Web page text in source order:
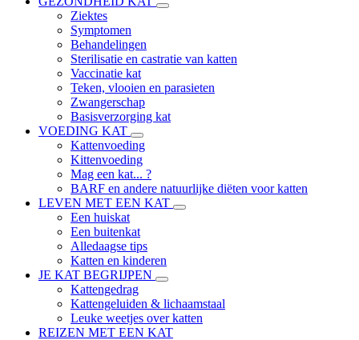
Ziektes
Symptomen
Behandelingen
Sterilisatie en castratie van katten
Vaccinatie kat
Teken, vlooien en parasieten
Zwangerschap
Basisverzorging kat
VOEDING KAT
Kattenvoeding
Kittenvoeding
Mag een kat... ?
BARF en andere natuurlijke diëten voor katten
LEVEN MET EEN KAT
Een huiskat
Een buitenkat
Alledaagse tips
Katten en kinderen
JE KAT BEGRIJPEN
Kattengedrag
Kattengeluiden & lichaamstaal
Leuke weetjes over katten
REIZEN MET EEN KAT